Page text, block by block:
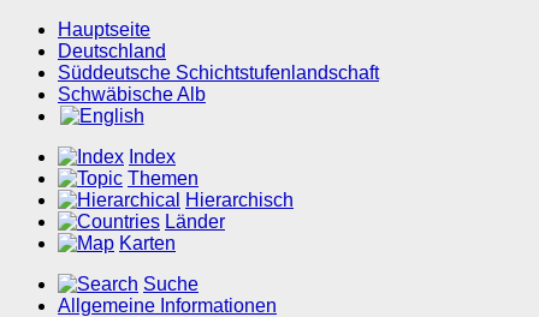
Hauptseite
Deutschland
Süddeutsche Schichtstufenlandschaft
Schwäbische Alb
Index
Themen
Hierarchisch
Länder
Karten
Suche
Allgemeine Informationen